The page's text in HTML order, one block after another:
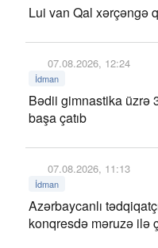
Lui van Qal xərçəngə
07.08.2026, 12:24
İdman
Bədii gimnastika üzrə
başa çatıb
07.08.2026, 11:13
İdman
Azərbaycanlı
konqresdə məruzə ilə